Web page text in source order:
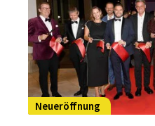
Neueröffnung